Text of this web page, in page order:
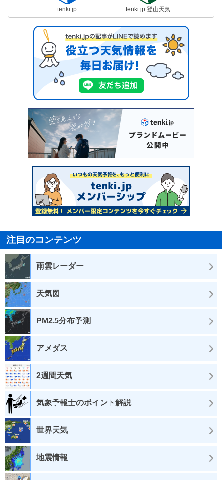
tenki.jp tenki.jp 登山天気
注目のコンテンツ
雨雲レーダー
天気図
PM2.5分布予測
アメダス
2週間天気
気象予報士のポイント解説
世界天気
地震情報